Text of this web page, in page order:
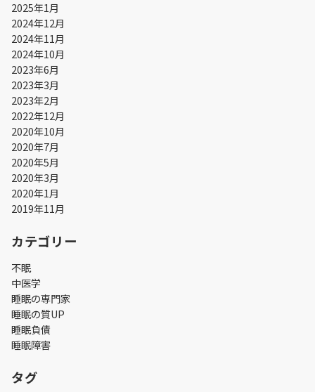
2025年1月
2024年12月
2024年11月
2024年10月
2023年6月
2023年3月
2023年2月
2022年12月
2020年10月
2020年7月
2020年5月
2020年3月
2020年1月
2019年11月
カテゴリー
不眠
中医学
睡眠の専門家
睡眠の質UP
睡眠負債
睡眠障害
タグ